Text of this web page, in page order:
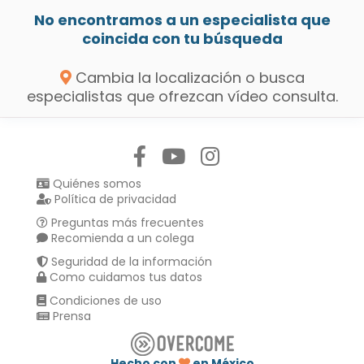
No encontramos a un especialista que
coincida con tu búsqueda
Cambia la localización o busca
especialistas que ofrezcan vídeo consulta.
Quiénes somos
Política de privacidad
Preguntas más frecuentes
Recomienda a un colega
Seguridad de la información
Como cuidamos tus datos
Condiciones de uso
Prensa